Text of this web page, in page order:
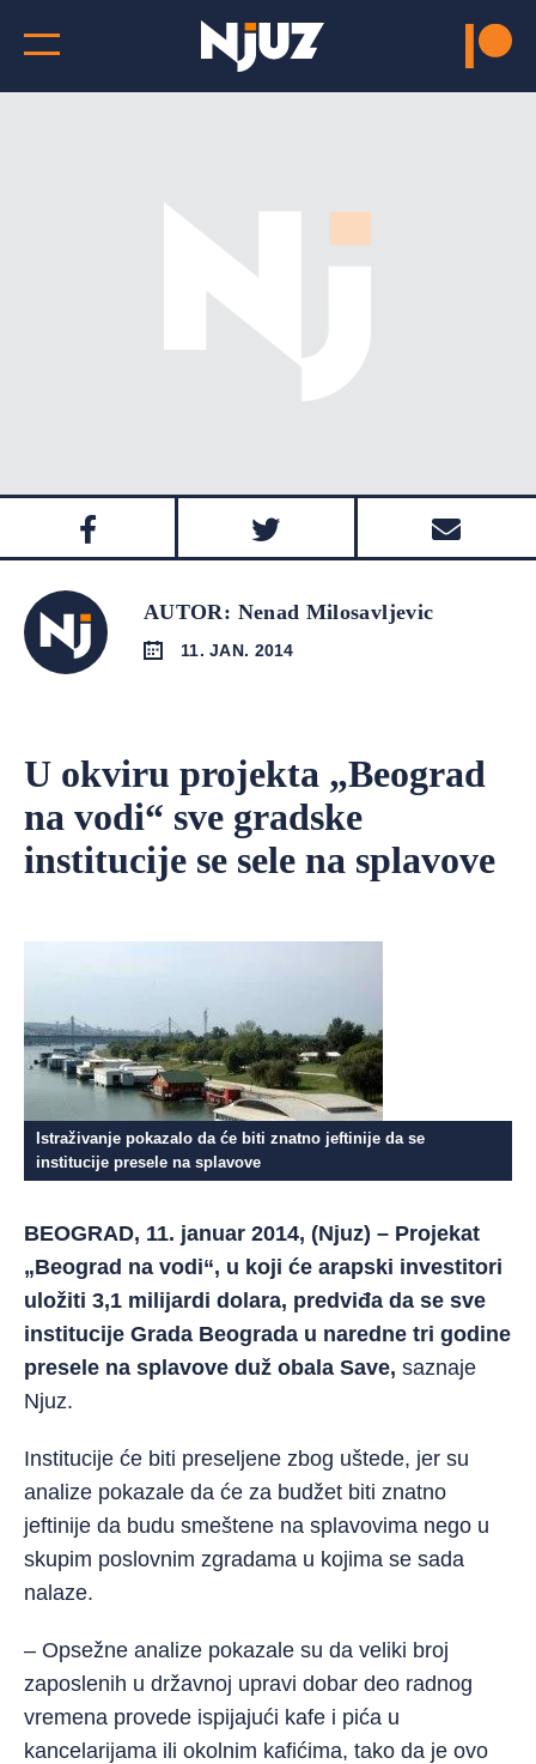
AUTOR: Nenad Milosavljevic
11. JAN. 2014
U okviru projekta „Beograd
na vodi“ sve gradske
institucije se sele na splavove
Istraživanje pokazalo da će biti znatno jeftinije da se
institucije presele na splavove
BEOGRAD, 11. januar 2014, (Njuz) – Projekat
„Beograd na vodi“, u koji će arapski investitori
uložiti 3,1 milijardi dolara, predviđa da se sve
institucije Grada Beograda u naredne tri godine
presele na splavove duž obala Save, saznaje
Njuz.
Institucije će biti preseljene zbog uštede, jer su
analize pokazale da će za budžet biti znatno
jeftinije da budu smeštene na splavovima nego u
skupim poslovnim zgradama u kojima se sada
nalaze.
– Opsežne analize pokazale su da veliki broj
zaposlenih u državnoj upravi dobar deo radnog
vremena provede ispijajući kafe i pića u
kancelarijama ili okolnim kafićima, tako da je ovo